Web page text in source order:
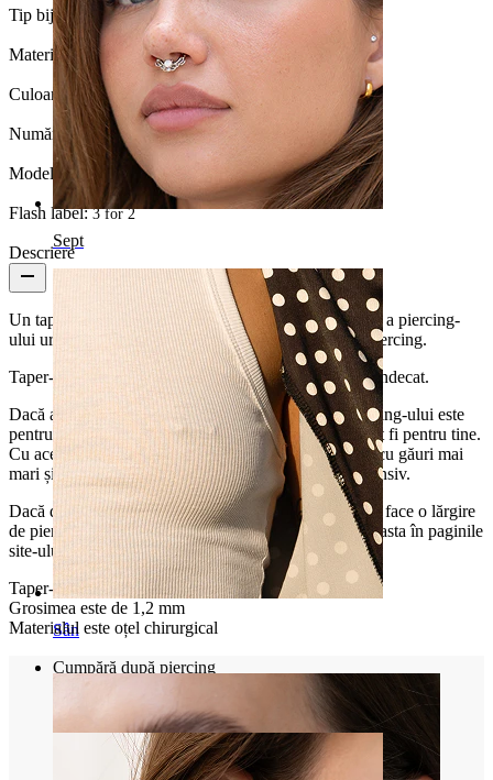
Sept
Sân
Cumpără după piercing
Tip bijuterie: Stretching fals
Material: Oțel chirurgical
Culoare: Argintiu
Număr bucăți: 1
Model:Simplu
Flash label:3 for 2
Descriere
Un taper fals dă impresia că ești în proces de întindere a piercing-
ului urechii, chiar dacă ai doar o gaură obișnuită de piercing.
Taper-ul poate fi folosit în orice orificiu de piercing vindecat.
Dacă ai îndoieli cu privire la faptul dacă lărgirea piercing-ului este
pentru tine, atunci un taper fals sau plug-urile false pot fi pentru tine.
Cu această ocazie, reușești să arăți lumii cum ai arăta cu găuri mai
mari și să-ți faci o impresie într-un mod complet inofensiv.
Dacă dorești să afli mai multe despre modul în care se face o lărgire
de piercing reală, atunci poți citi mai multe despre aceasta în paginile
site-ului nostru.
Taper-ul are o grosime maximă de 5 mm.
Grosimea este de 1,2 mm
Materialul este oțel chirurgical